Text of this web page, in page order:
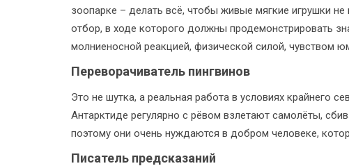
зоопарке – делать всё, чтобы живые мягкие игрушки
отбор, в ходе которого должны продемонстрировать
молниеносной реакцией, физической силой, чувством
Переворачиватель пингвинов
Это не шутка, а реальная работа в условиях крайнего
Антарктиде регулярно с рёвом взлетают самолёты,
поэтому они очень нуждаются в добром человеке,
Писатель предсказаний